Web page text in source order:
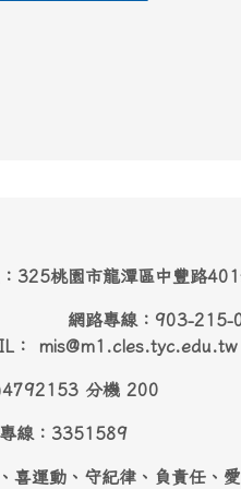
325桃園市龍潭區中豐路
網路專線：903-215-
mis@m1.cles.tyc.edu.tw
分機 200
線：3351589
喜運動、守紀律、負責任、